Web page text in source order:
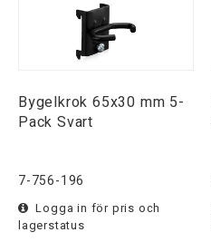
Bygelkrok 65x30 mm 5-
Pack Svart
7-756-196
Logga in för pris och
lagerstatus